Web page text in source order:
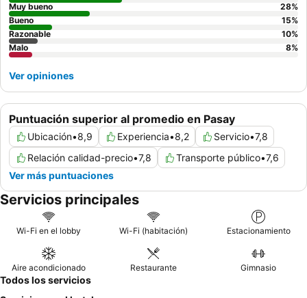
más tranquila, los huéspedes deberían considerar solicitar una
habitación que no dé a la calle principal.
Puntuación superior al promedio en Pasay
Ubicación•8,9 Experiencia•8,2 Servicio•7,8
Relación calidad-precio•7,8 Transporte público•7,6
Ver más puntuaciones
Muy bueno
28%
Bueno
15%
Razonable
10%
Malo
8%
Ver opiniones
Servicios principales
Wi-Fi en el lobby Wi-Fi (habitación) Estacionamiento
Aire acondicionado Restaurante Gimnasio
Todos los servicios